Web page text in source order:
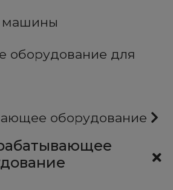
машины
оборудование для
оборудование